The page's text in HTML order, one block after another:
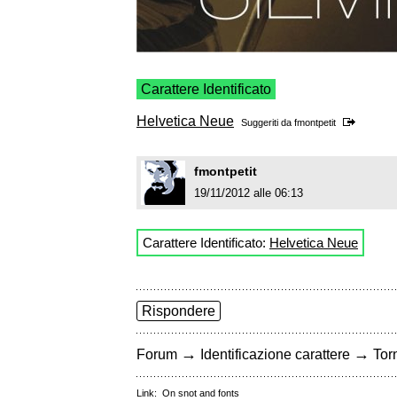
Carattere Identificato
Helvetica Neue Suggeriti da fmontpetit
fmontpetit
19/11/2012 alle 06:13
Carattere Identificato: Helvetica Neue
Rispondere
Forum → Identificazione carattere →
Link: On snot and fonts